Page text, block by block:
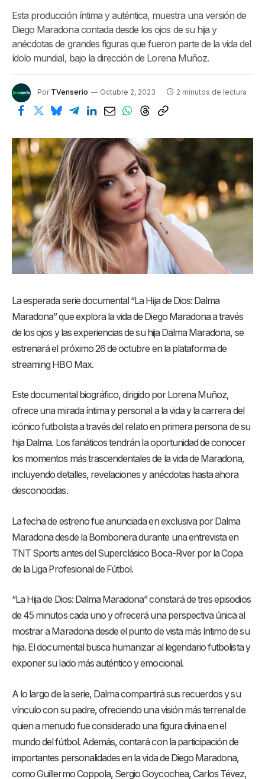
Esta producción íntima y auténtica, muestra una versión de
Diego Maradona contada desde los ojos de su hija y
anécdotas de grandes figuras que fueron parte de la vida del
ídolo mundial, bajo la dirección de Lorena Muñoz.
Por TVenserio Octubre 2, 2023 2 minutos de lectura
La esperada serie documental “La Hija de Dios: Dalma
Maradona” que explora la vida de Diego Maradona a través
de los ojos y las experiencias de su hija Dalma Maradona, se
estrenará el próximo 26 de octubre en la plataforma de
streaming HBO Max.
Este documental biográfico, dirigido por Lorena Muñoz,
ofrece una mirada íntima y personal a la vida y la carrera del
icónico futbolista a través del relato en primera persona de su
hija Dalma. Los fanáticos tendrán la oportunidad de conocer
los momentos más trascendentales de la vida de Maradona,
incluyendo detalles, revelaciones y anécdotas hasta ahora
desconocidas.
La fecha de estreno fue anunciada en exclusiva por Dalma
Maradona desde la Bombonera durante una entrevista en
TNT Sports antes del Superclásico Boca-River por la Copa
de la Liga Profesional de Fútbol.
“La Hija de Dios: Dalma Maradona” constará de tres episodios
de 45 minutos cada uno y ofrecerá una perspectiva única al
mostrar a Maradona desde el punto de vista más íntimo de su
hija. El documental busca humanizar al legendario futbolista y
exponer su lado más auténtico y emocional.
A lo largo de la serie, Dalma compartirá sus recuerdos y su
vínculo con su padre, ofreciendo una visión más terrenal de
quien a menudo fue considerado una figura divina en el
mundo del fútbol. Además, contará con la participación de
importantes personalidades en la vida de Diego Maradona,
como Guillermo Coppola, Sergio Goycochea, Carlos Tévez,